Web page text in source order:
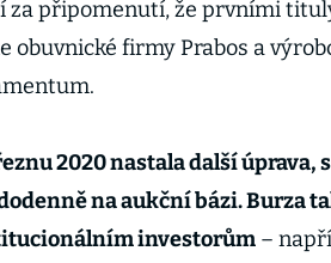
za připomenutí, že prvními
obuvnické firmy Prabos a
2020 nastala další úprava,
na aukční bázi. Burza
investorům –